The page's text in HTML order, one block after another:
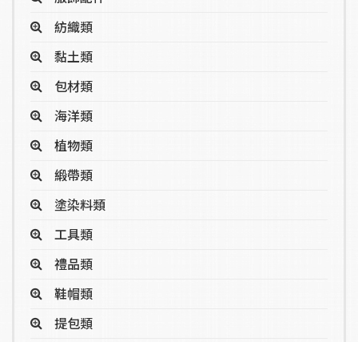
紡織類
黏土類
包材類
海洋類
植物類
緞帶類
塗染料類
工具類
禮品類
鞋帽類
提包類